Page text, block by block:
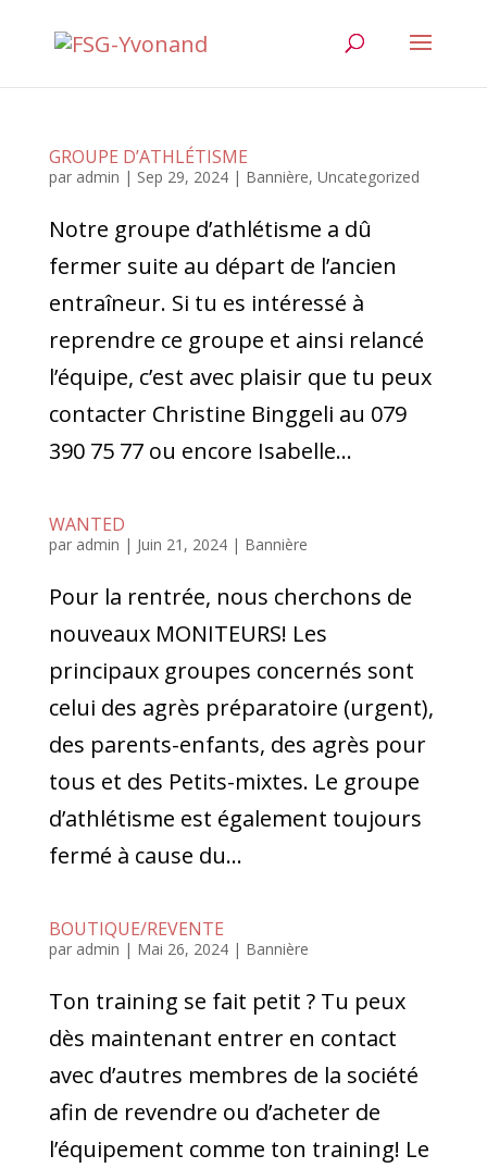
GROUPE D’ATHLÉTISME
par admin | Sep 29, 2024| Bannière, Uncategorized
Notre groupe d’athlétisme a dû
fermer suite au départ de l’ancien
entraîneur. Si tu es intéressé à
reprendre ce groupe et ainsi relancé
l’équipe, c’est avec plaisir que tu peux
contacter Christine Binggeli au 079
390 75 77 ou encore Isabelle...
WANTED
par admin | Juin 21, 2024| Bannière
Pour la rentrée, nous cherchons de
nouveaux MONITEURS! Les
principaux groupes concernés sont
celui des agrès préparatoire (urgent),
des parents-enfants, des agrès pour
tous et des Petits-mixtes. Le groupe
d’athlétisme est également toujours
fermé à cause du...
BOUTIQUE/REVENTE
par admin | Mai 26, 2024| Bannière
Ton training se fait petit ? Tu peux
dès maintenant entrer en contact
avec d’autres membres de la société
afin de revendre ou d’acheter de
l’équipement comme ton training! Le